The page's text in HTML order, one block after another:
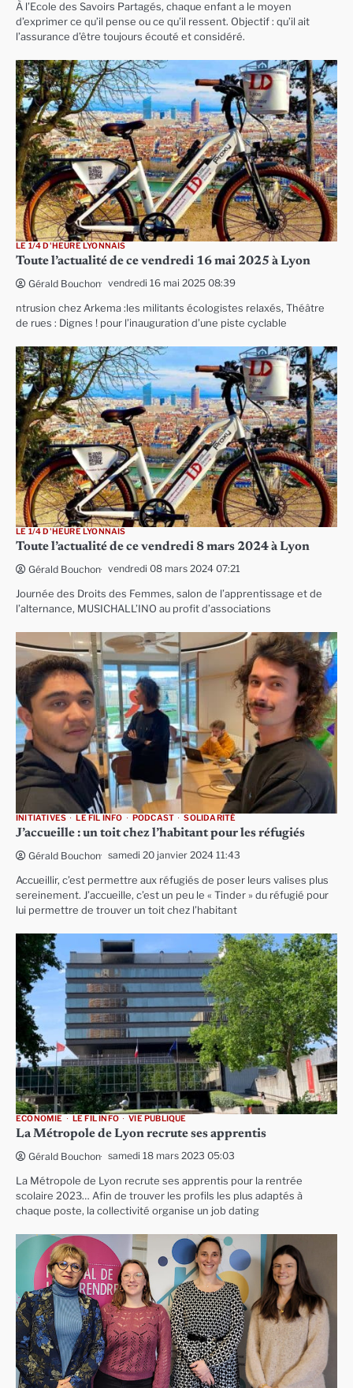
À l’Ecole des Savoirs Partagés, chaque enfant a le moyen
d’exprimer ce qu’il pense ou ce qu’il ressent. Objectif : qu’il ait
l’assurance d’être toujours écouté et considéré.
LE 1/4 D'HEURE LYONNAIS
Toute l’actualité de ce vendredi 16 mai 2025 à Lyon
Gérald Bouchon vendredi 16 mai 2025 08:39
ntrusion chez Arkema :les militants écologistes relaxés, Théâtre
de rues : Dignes ! pour l’inauguration d’une piste cyclable
LE 1/4 D'HEURE LYONNAIS
Toute l’actualité de ce vendredi 8 mars 2024 à Lyon
Gérald Bouchon vendredi 08 mars 2024 07:21
Journée des Droits des Femmes, salon de l’apprentissage et de
l’alternance, MUSICHALL’INO au profit d’associations
INITIATIVES LE FIL INFO PODCAST SOLIDARITÉ
J’accueille : un toit chez l’habitant pour les réfugiés
Gérald Bouchon samedi 20 janvier 2024 11:43
Accueillir, c’est permettre aux réfugiés de poser leurs valises plus
sereinement. J’accueille, c’est un peu le « Tinder » du réfugié pour
lui permettre de trouver un toit chez l’habitant
ECONOMIE LE FIL INFO VIE PUBLIQUE
La Métropole de Lyon recrute ses apprentis
Gérald Bouchon samedi 18 mars 2023 05:03
La Métropole de Lyon recrute ses apprentis pour la rentrée
scolaire 2023… Afin de trouver les profils les plus adaptés à
chaque poste, la collectivité organise un job dating